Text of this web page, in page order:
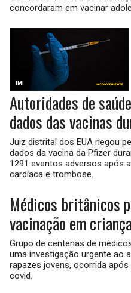
concordaram em vacinar
Autoridades de
dados das vacinas
Juiz distrital dos EUA negou
dados da vacina da Pfizer
1291 eventos adversos após
cardíaca e trombose.
Médicos britânicos
vacinação em
Grupo de centenas de
uma investigação urgente ao
rapazes jovens, ocorrida
covid.